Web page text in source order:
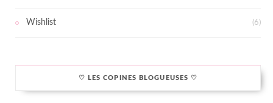
Wishlist (6)
♡ LES COPINES BLOGUEUSES ♡